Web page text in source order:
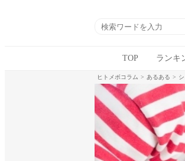
TOP ランキ
ヒトメボコラム あるある